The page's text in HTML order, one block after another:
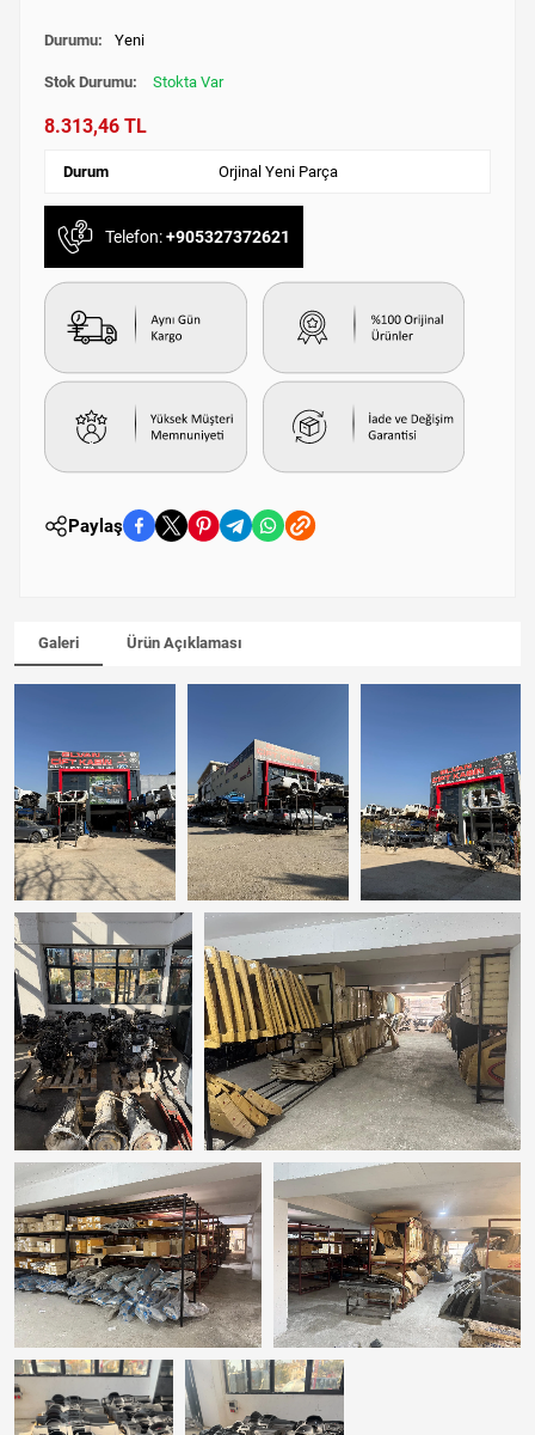
Durumu: Yeni
Stok Durumu: Stokta Var
8.313,46 TL
Durum Orjinal Yeni Parça
Telefon:+905327372621
Paylaş
Galeri Ürün Açıklaması